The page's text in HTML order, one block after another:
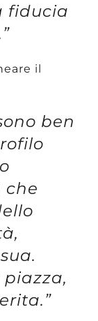
fiducia
il
ben
che